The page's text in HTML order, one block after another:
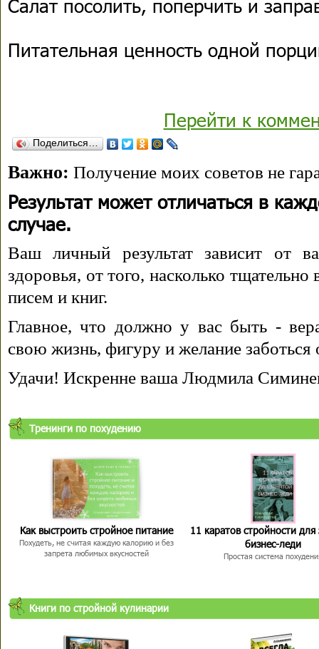
Салат посолить, поперчить и
Питательная ценность одной
Перейти к
Поделиться…
Важно: Получение моих советов не
Результат может отличаться в
случае.
Ваш личный результат зависит от
здоровья, от того, насколько
писем и книг.
Главное, что должно у вас быть -
свою жизнь, фигуру и желание заботься
Удачи! Искренне ваша Людмила
Тренинги по похудению
Как выстроить стройное питание
Похудеть, не считая каждую калорию и без
запрета любимых вкусностей
11 каратов стройности для
бизнес-леди
Простая система
Книги по стройной кулинарии